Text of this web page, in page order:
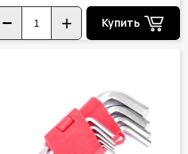
Купить